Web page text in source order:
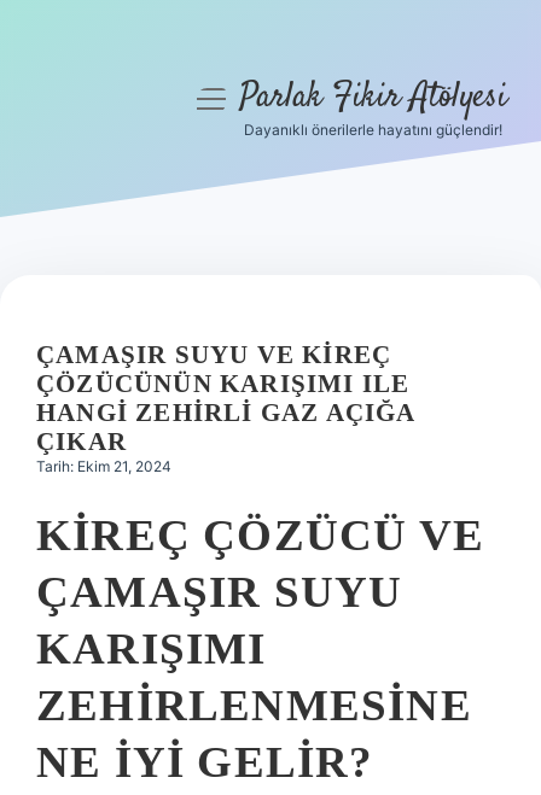
Hakkımızda
menüyüParlak Fikir Atölyesi
Dayanıklı önerilerle hayatını güçlendir!
ÇAMAŞIR SUYU VE KIREÇ
ÇÖZÜCÜNÜN KARIŞIMI ILE
HANGI ZEHIRLI GAZ AÇIĞA
ÇIKAR
Tarih: Ekim 21, 2024
KIREÇ ÇÖZÜCÜ VE
ÇAMAŞIR SUYU
KARIŞIMI
ZEHIRLENMESINE
NE IYI GELIR?